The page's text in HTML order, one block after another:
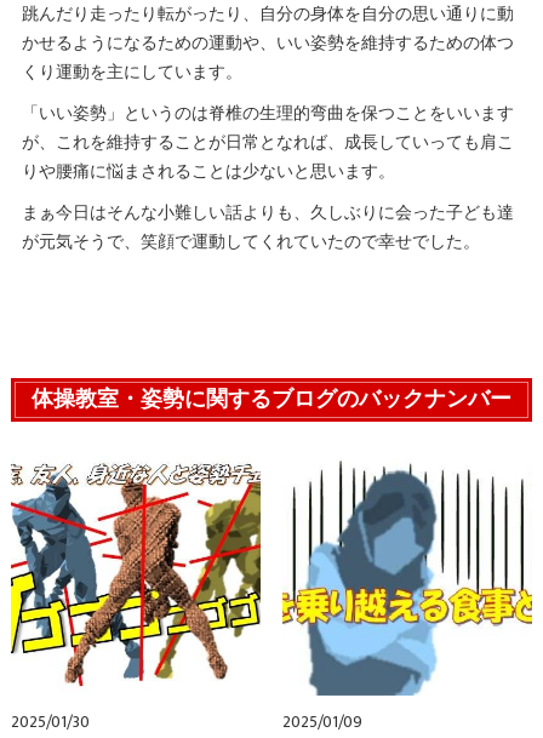
跳んだり走ったり転がったり、自分の身体を自分の思い通りに動
かせるようになるための運動や、いい姿勢を維持するための体つ
くり運動を主にしています。
「いい姿勢」というのは脊椎の生理的弯曲を保つことをいいます
が、これを維持することが日常となれば、成長していっても肩こ
りや腰痛に悩まされることは少ないと思います。
まぁ今日はそんな小難しい話よりも、久しぶりに会った子ども達
が元気そうで、笑顔で運動してくれていたので幸せでした。
体操教室・姿勢に関するブログのバックナンバー
2025/01/30
2025/01/09